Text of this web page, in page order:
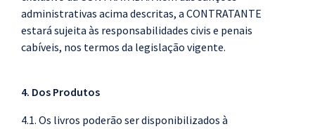
administrativas acima descritas, a CONTRATANTE
estará sujeita às responsabilidades civis e penais
cabíveis, nos termos da legislação vigente.
4. Dos Produtos
4.1. Os livros poderão ser disponibilizados à